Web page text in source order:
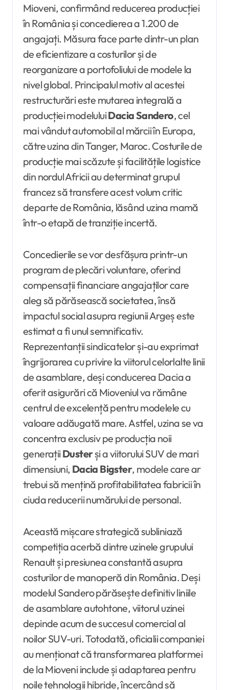
Mioveni, confirmând reducerea producției
în România și concedierea a 1.200 de
angajați. Măsura face parte dintr-un plan
de eficientizare a costurilor și de
reorganizare a portofoliului de modele la
nivel global. Principalul motiv al acestei
restructurări este mutarea integrală a
producției modeluluiDacia Sandero, cel
mai vândut automobil al mărcii în Europa,
către uzina din Tanger, Maroc. Costurile de
producție mai scăzute și facilitățile logistice
din nordul Africii au determinat grupul
francez să transfere acest volum critic
departe de România, lăsând uzina mamă
într-o etapă de tranziție incertă.
Concedierile se vor desfășura printr-un
program de plecări voluntare, oferind
compensații financiare angajaților care
aleg să părăsească societatea, însă
impactul social asupra regiunii Argeș este
estimat a fi unul semnificativ.
Reprezentanții sindicatelor și-au exprimat
îngrijorarea cu privire la viitorul celorlalte linii
de asamblare, deși conducerea Dacia a
oferit asigurări că Mioveniul va rămâne
centrul de excelență pentru modelele cu
valoare adăugată mare. Astfel, uzina se va
concentra exclusiv pe producția noii
generațiiDusterși a viitorului SUV de mari
dimensiuni, Dacia Bigster, modele care ar
trebui să mențină profitabilitatea fabricii în
ciuda reducerii numărului de personal.
Această mișcare strategică subliniază
competiția acerbă dintre uzinele grupului
Renault și presiunea constantă asupra
costurilor de manoperă din România. Deși
modelul Sandero părăsește definitiv liniile
de asamblare autohtone, viitorul uzinei
depinde acum de succesul comercial al
noilor SUV-uri. Totodată, oficialii companiei
au menționat că transformarea platformei
de la Mioveni include și adaptarea pentru
noile tehnologii hibride, încercând să